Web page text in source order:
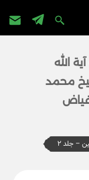
الله
محمد
– جلد ۲